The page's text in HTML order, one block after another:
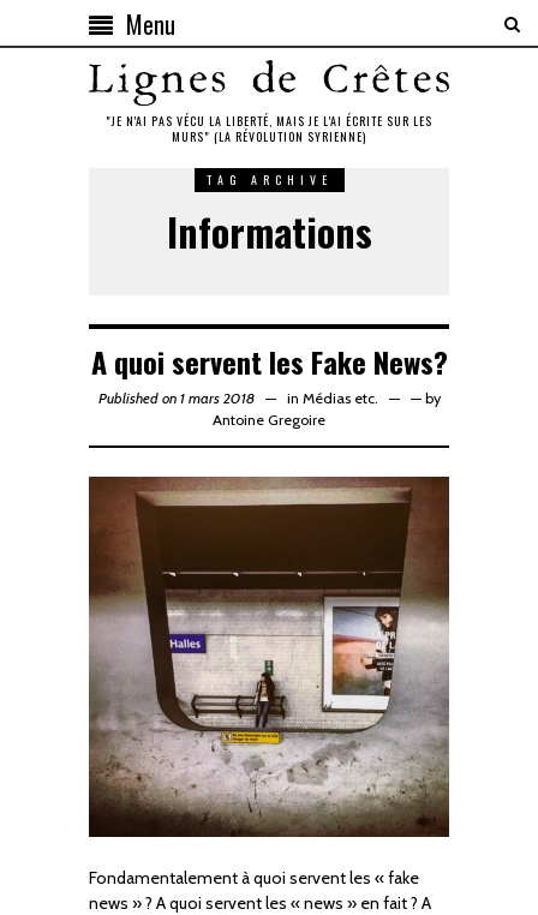
Menu
"JE N'AI PAS VÉCU LA LIBERTÉ, MAIS JE L'AI ÉCRITE SUR LES
MURS" (LA RÉVOLUTION SYRIENNE)
TAG ARCHIVE
Informations
A quoi servent les Fake News?
Published on 1 mars 2018 in Médias etc. —by
Antoine Gregoire
Fondamentalement à quoi servent les « fake
news » ? A quoi servent les « news » en fait ? A